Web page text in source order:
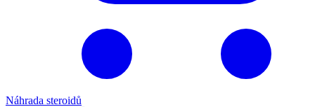
Náhrada steroidů